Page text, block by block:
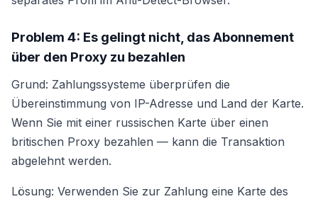
Problem 4: Es gelingt nicht, das Abonnement
über den Proxy zu bezahlen
Grund: Zahlungssysteme überprüfen die
Übereinstimmung von IP-Adresse und Land der Karte.
Wenn Sie mit einer russischen Karte über einen
britischen Proxy bezahlen — kann die Transaktion
abgelehnt werden.
Lösung: Verwenden Sie zur Zahlung eine Karte des